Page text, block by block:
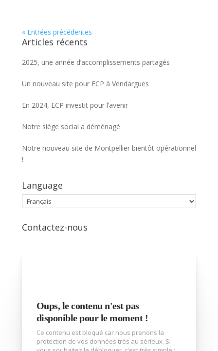
« Entrées précédentes
Articles récents
2025, une année d’accomplissements partagés
Un nouveau site pour ECP à Vendargues
En 2024, ECP investit pour l’avenir
Notre siège social a déménagé
Notre nouveau site de Montpellier bientôt opérationnel
!
Language
Language
Contactez-nous
Oups, le contenu n'est pas
disponible pour le moment !
Ce contenu est bloqué car nous prenons la
protection de vos données très au sérieux. Si